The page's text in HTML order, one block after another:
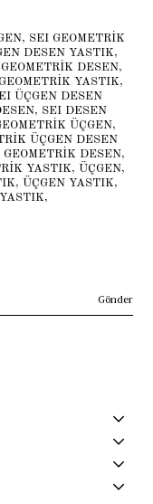
, SEI GEOMETRİK
DESEN YASTIK,
DESEN,
YASTIK,
ÜÇGEN DESEN
, SEI DESEN
ÜÇGEN,
ÜÇGEN DESEN
GEOMETRİK DESEN,
YASTIK, ÜÇGEN,
, ÜÇGEN YASTIK,
YASTIK,
Gönder